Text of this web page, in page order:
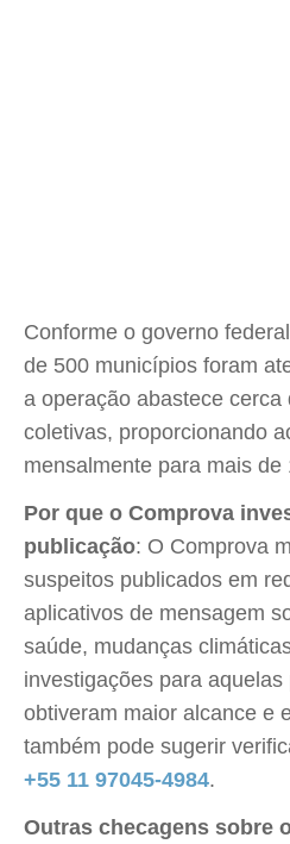
Conforme o governo
de 500 municípios foram
a operação abastece cerca
coletivas, proporcionando
mensalmente para mais
Por que o Comprova
publicação: O Comprova
suspeitos publicados em
aplicativos de mensagem
saúde, mudanças
investigações para
obtiveram maior alcance e
também pode sugerir
+55 11 97045-4984.
Outras checagens sobre